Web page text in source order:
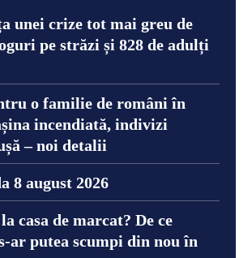
unei crize tot mai greu de
pe străzi și 828 de adulți
o familie de români în
incendiată, indivizi
– noi detalii
8 august 2026
casa de marcat? De ce
ar putea scumpi din nou în